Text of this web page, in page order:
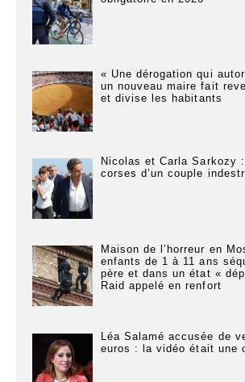
« Une dérogation qui
un nouveau maire fait
et divise les habitants
Nicolas et Carla Sarkozy
corses d’un couple
Maison de l’horreur en
enfants de 1 à 11 ans
père et dans un état «
Raid appelé en renfort
Léa Salamé accusée de
euros : la vidéo était une